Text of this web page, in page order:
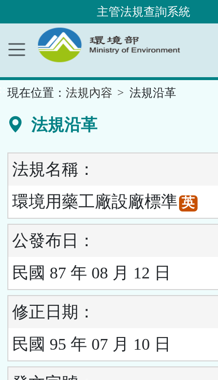
內
容
主管法規查詢系統
現在位置： 法規內容 法規沿革
法規沿革
法規名稱：
環境用藥工廠設廠標準 英
公發布日：
民國 87 年 08 月 12 日
修正日期：
民國 95 年 07 月 10 日